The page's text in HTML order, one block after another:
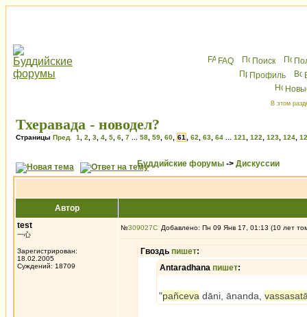
FAQ Поиск
Профиль
В этом
Тхеравада - новодел?
Страницы Пред. 1 2 3 4 5 6 7 58 59 60 61 62 63 64 121 122 123 124
Буддийские форумы -> Дискуссии
Автор
test
一心
Зарегистрирован:
18.02.2005
Суждений: 18709
№309027 Добавлено: Пн 09 Янв 17, 01:13 (10 лет
Гвоздь пишет:
Antaradhana пишет:
"pañceva dāni, ānanda,